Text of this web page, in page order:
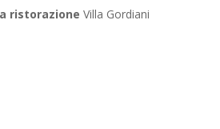
ristorazione Villa Gordiani